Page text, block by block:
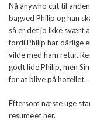
Nå anywho cut til
bagved Philip og han
så er det jo ikke svært
fordi Philip har dårlige
vilde med ham retur.
godt lide Philip, men
for at blive på hotellet.
Eftersom næste uge
resume’et her.